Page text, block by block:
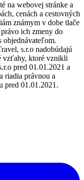
na webovej stránke a
cenách a cestovných
známym v dobe tlače
ich zmeny do
objednávateľom.
s.r.o nadobúdajú
vzťahy, ktoré vznikli
pred 01.01.2021 a
riadia právnou a
pred 01.01.2021.